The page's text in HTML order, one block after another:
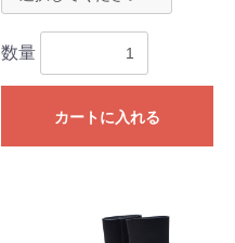
数量
カートに入れる